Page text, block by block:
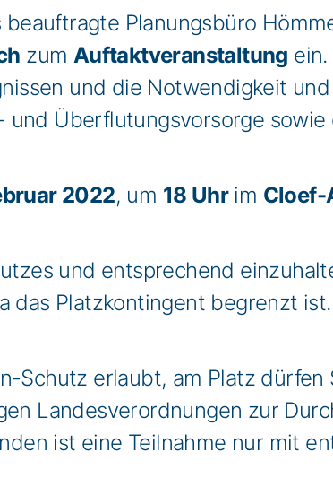
Planungsbüro
zum Auftaktveranstaltung
und die Notwendigkeit
und Überflutungsvorsorge
2022, um 18 Uhrim Cloef-
und entsprechend
das Platzkontingent begrenzt ist.
Schutz erlaubt, am Platz dürfen
Landesverordnungen zur
ist eine Teilnahme nur mit